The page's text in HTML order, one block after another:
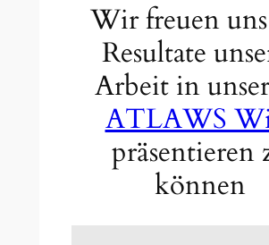
Wir freuen
Resultate
Arbeit in
ATLAWS
präsentieren
können